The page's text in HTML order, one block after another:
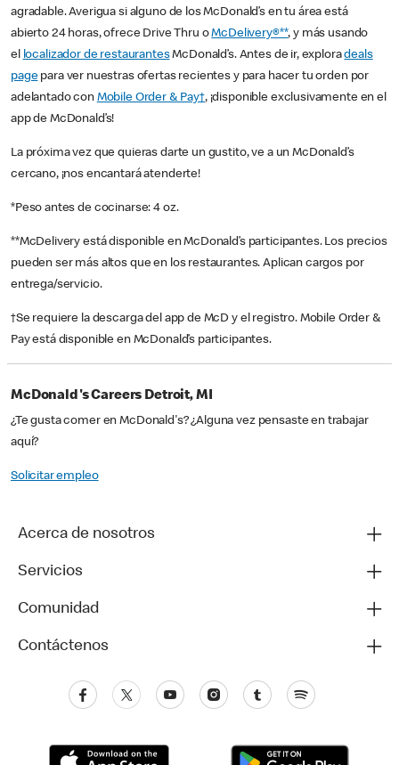
agradable. Averigua si alguno de los McDonald’s en tu área está
abierto 24 horas, ofrece Drive Thru oMcDelivery®**, y más usando
el localizador de restaurantesMcDonald’s. Antes de ir, exploradeals
pagepara ver nuestras ofertas recientes y para hacer tu orden por
adelantado con Mobile Order & Pay†, ¡disponible exclusivamente en el
app de McDonald’s!
La próxima vez que quieras darte un gustito, ve a un McDonald’s
cercano, ¡nos encantará atenderte!
*Peso antes de cocinarse: 4 oz.
**McDelivery está disponible en McDonald’s participantes. Los precios
pueden ser más altos que en los restaurantes. Aplican cargos por
entrega/servicio.
†Se requiere la descarga del app de McD y el registro. Mobile Order &
Pay está disponible en McDonald’s participantes.
McDonald's Careers Detroit, MI
¿Te gusta comer en McDonald's? ¿Alguna vez pensaste en trabajar
aquí?
Solicitar empleo
Acerca de nosotros
Servicios
Comunidad
Contáctenos